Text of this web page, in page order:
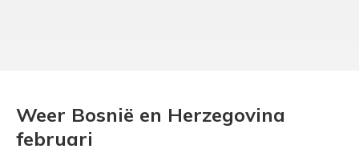
Weer Bosnië en Herzegovina
februari